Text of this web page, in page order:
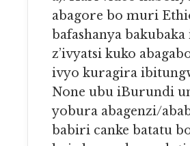
abagore bo muri
bafashanya
z’ivyatsi kuko
ivyo kuragira
None ubu iBurundi
yobura abagenzi/
babiri canke batatu